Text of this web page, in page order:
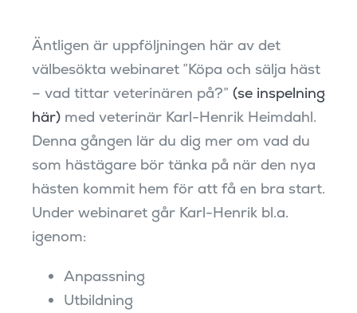
Äntligen är uppföljningen här av det
välbesökta webinaret ”Köpa och sälja häst
– vad tittar veterinären på?” (se inspelning
här)med veterinär Karl-Henrik Heimdahl.
Denna gången lär du dig mer om vad du
som hästägare bör tänka på när den nya
hästen kommit hem för att få en bra start.
Under webinaret går Karl-Henrik bl.a.
igenom:
Anpassning
Utbildning